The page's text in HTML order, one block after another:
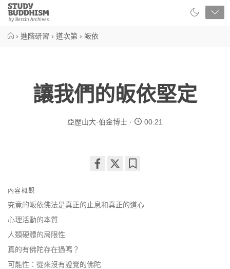
Close
Study
Buddhism
› 進階研習 › 道次第 › 皈依
讓我們的皈依堅定
亞歷山大·伯金博士 00:21
facebook
內容概觀
究竟的皈依佛法是真正的止息和真正的道心
心理活動的本質
人類硬體的局限性
真的有佛陀存在過嗎？
可能性：從來沒有證覺的佛陀